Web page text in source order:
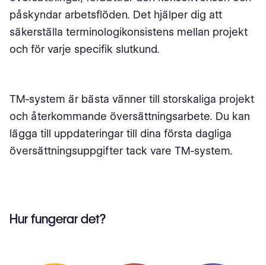
innan du för in översättningar i TM
Inkludera alla förändringar som görs utanför TM i TM
TM i framtiden
Avslutande tankar
påskyndar arbetsflöden. Det hjälper dig att
säkerställa terminologikonsistens mellan projekt
och för varje specifik slutkund.
TM-system är bästa vänner till storskaliga projekt
och återkommande översättningsarbete. Du kan
lägga till uppdateringar till dina första dagliga
översättningsuppgifter tack vare TM-system.
Hur fungerar det?